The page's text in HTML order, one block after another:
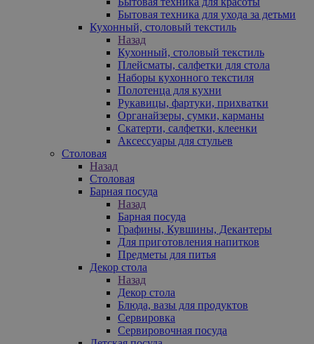
Бытовая техника для ухода за детьми
Кухонный, столовый текстиль
Назад
Кухонный, столовый текстиль
Плейсматы, салфетки для стола
Наборы кухонного текстиля
Полотенца для кухни
Рукавицы, фартуки, прихватки
Органайзеры, сумки, карманы
Скатерти, салфетки, клеенки
Аксессуары для стульев
Столовая
Назад
Столовая
Барная посуда
Назад
Барная посуда
Графины, Кувшины, Декантеры
Для приготовления напитков
Предметы для питья
Декор стола
Назад
Декор стола
Блюда, вазы для продуктов
Сервировка
Сервировочная посуда